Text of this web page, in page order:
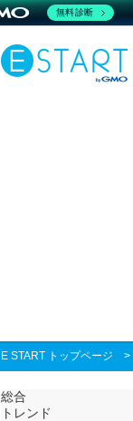
E START トップページ >
総合
トレンド
無料診断